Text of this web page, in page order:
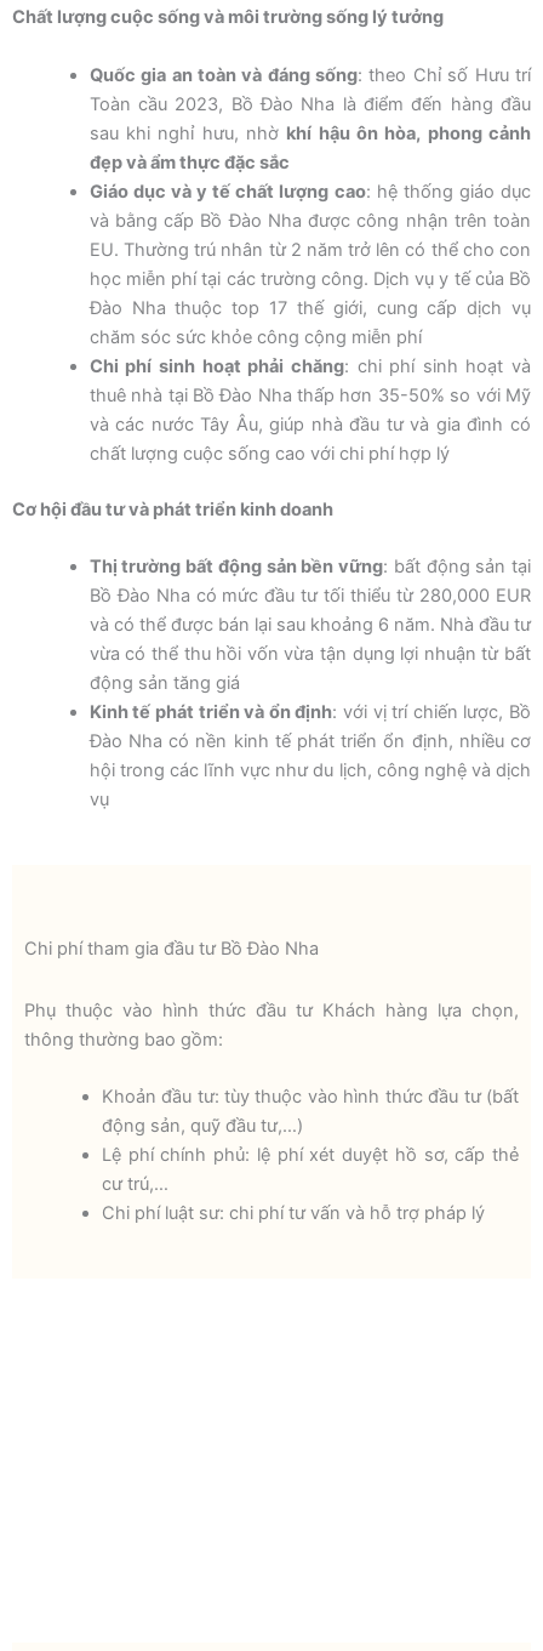
Chất lượng cuộc sống và môi trường sống lý tưởng
Quốc gia an toàn và đáng sống: theo Chỉ số Hưu trí
Toàn cầu 2023, Bồ Đào Nha là điểm đến hàng đầu
sau khi nghỉ hưu, nhờ khí hậu ôn hòa, phong cảnh
đẹp và ẩm thực đặc sắc
Giáo dục và y tế chất lượng cao: hệ thống giáo dục
và bằng cấp Bồ Đào Nha được công nhận trên toàn
EU. Thường trú nhân từ 2 năm trở lên có thể cho con
học miễn phí tại các trường công. Dịch vụ y tế của Bồ
Đào Nha thuộc top 17 thế giới, cung cấp dịch vụ
chăm sóc sức khỏe công cộng miễn phí
Chi phí sinh hoạt phải chăng: chi phí sinh hoạt và
thuê nhà tại Bồ Đào Nha thấp hơn 35-50% so với Mỹ
và các nước Tây Âu, giúp nhà đầu tư và gia đình có
chất lượng cuộc sống cao với chi phí hợp lý
Cơ hội đầu tư và phát triển kinh doanh
Thị trường bất động sản bền vững: bất động sản tại
Bồ Đào Nha có mức đầu tư tối thiểu từ 280,000 EUR
và có thể được bán lại sau khoảng 6 năm. Nhà đầu tư
vừa có thể thu hồi vốn vừa tận dụng lợi nhuận từ bất
động sản tăng giá
Kinh tế phát triển và ổn định: với vị trí chiến lược, Bồ
Đào Nha có nền kinh tế phát triển ổn định, nhiều cơ
hội trong các lĩnh vực như du lịch, công nghệ và dịch
vụ
Chi phí tham gia đầu tư Bồ Đào Nha
Phụ thuộc vào hình thức đầu tư Khách hàng lựa chọn,
thông thường bao gồm:
Khoản đầu tư: tùy thuộc vào hình thức đầu tư (bất
động sản, quỹ đầu tư,…)
Lệ phí chính phủ: lệ phí xét duyệt hồ sơ, cấp thẻ
cư trú,…
Chi phí luật sư: chi phí tư vấn và hỗ trợ pháp lý